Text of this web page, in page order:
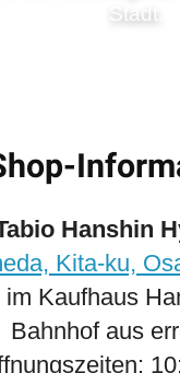
Stadt.
Hanshin
Kita‑ku,
Kaufhaus
Bahnhof aus